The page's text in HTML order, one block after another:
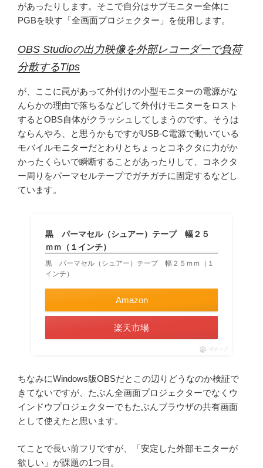
があったりします。そこで自分はサブモニター全体に
PGBを映す「全画面プロジェクター」を使用します。
OBS Studioの出力映像を外部レコーダーで負荷
分散するTips
が、ここに罠があって外付けの小型モニターの電源がな
んらかの理由で落ちるなどして外付けモニターをロスト
するとOBS自体がクラッシュしてしまうのです。そうは
ならんやろ、と思うかもですがUSB-C電源で動いている
モバイルモニターだとわりとちょっとコネクタに力がか
かったくらいで瞬断することがあったりして、コネクタ
ー周りをパーマセルテープでガチガチに固定するなどし
ています。
黒 パーマセル（シュアー）テープ 幅２５
ｍｍ（１インチ）
黒 パーマセル（シュアー）テープ 幅２５ｍｍ（１
インチ）
Amazon
楽天市場
ポチップ
ちなみにWindows版OBSだとこの辺りどうなのか検証で
きてないですが、たぶん全画面プロジェクターでなくウ
インドウプロジェクターでもたぶんブラウザの共有画面
として使えたと思います。
てことで長い前フリですが、「安定した外部モニターが
欲しい」が課題の1つ目。